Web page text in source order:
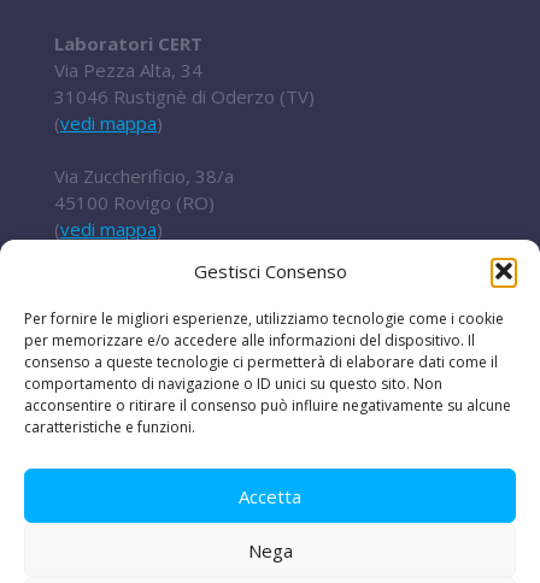
Gestisci Consenso
Per fornire le migliori esperienze, utilizziamo tecnologie come i cookie
per memorizzare e/o accedere alle informazioni del dispositivo. Il
consenso a queste tecnologie ci permetterà di elaborare dati come il
comportamento di navigazione o ID unici su questo sito. Non
acconsentire o ritirare il consenso può influire negativamente su alcune
caratteristiche e funzioni.
Accetta
Nega
Laboratori CERT
Via Pezza Alta, 34
31046 Rustignè di Oderzo (TV)
(vedi mappa)
Via Zuccherificio, 38/a
45100 Rovigo (RO)
(vedi mappa)
+ 39 0422 852016
cert@t2i.it
Codice Fiscale / Partita IVA 04636360267
Organismo di ricerca Reg.UE 651/2014
Avvisi e bandi